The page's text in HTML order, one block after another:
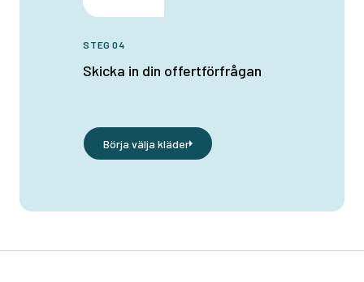
STEG 04
Skicka in din offertförfrågan
Börja välja kläder